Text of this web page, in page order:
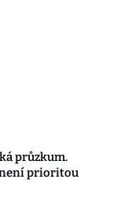
průzkum.
prioritou